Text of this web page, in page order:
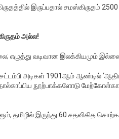
இருப்பதால் சமஸ்கிருதம்
அல்ல!
எழுத்து வடிவான இலக்கியமும்
அடிகள் 1901ஆம் ஆண்டில்
நூற்பாக்களோடு
தமிழில் இருந்து 60 சதவிகித